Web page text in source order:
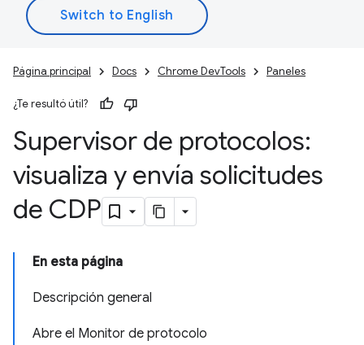
Página principal Docs Chrome DevTools Paneles
¿Te resultó útil?
Supervisor de protocolos:
visualiza y envía solicitudes
de CDP
En esta página
Descripción general
Abre el Monitor de protocolo